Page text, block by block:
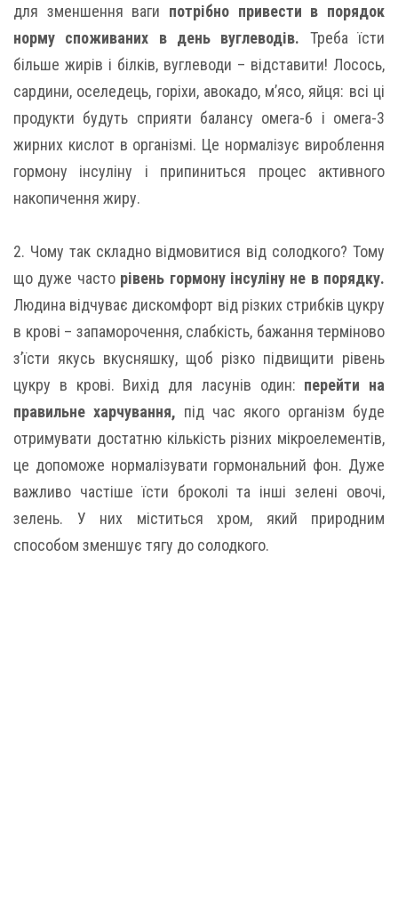
для зменшення ваги потрібно привести в порядок
норму споживаних в день вуглеводів. Треба їсти
більше жирів і білків, вуглеводи – відставити! Лосось,
сардини, оселедець, горіхи, авокадо, м’ясо, яйця: всі ці
продукти будуть сприяти балансу омега-6 і омега-3
жирних кислот в організмі. Це нормалізує вироблення
гормону інсуліну і припиниться процес активного
накопичення жиру.
2. Чому так складно відмовитися від солодкого? Тому
що дуже часто рівень гормону інсуліну не в порядку.
Людина відчуває дискомфорт від різких стрибків цукру
в крові – запаморочення, слабкість, бажання терміново
з’їсти якусь вкусняшку, щоб різко підвищити рівень
цукру в крові. Вихід для ласунів один: перейти на
правильне харчування, під час якого організм буде
отримувати достатню кількість різних мікроелементів,
це допоможе нормалізувати гормональний фон. Дуже
важливо частіше їсти броколі та інші зелені овочі,
зелень. У них міститься хром, який природним
способом зменшує тягу до солодкого.